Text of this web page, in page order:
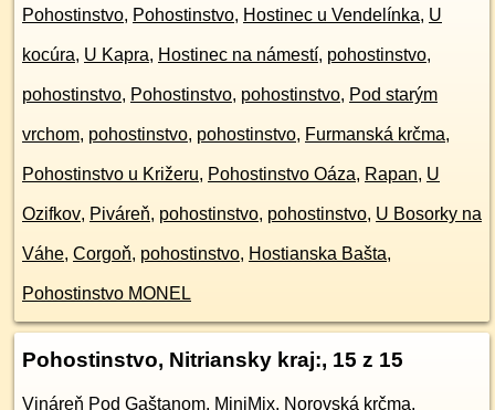
Pohostinstvo, Pohostinstvo, Hostinec u Vendelínka, U
kocúra, U Kapra, Hostinec na námestí, pohostinstvo,
pohostinstvo, Pohostinstvo, pohostinstvo, Pod starým
vrchom, pohostinstvo, pohostinstvo, Furmanská krčma,
Pohostinstvo u Križeru, Pohostinstvo Oáza, Rapan, U
Ozifkov, Piváreň, pohostinstvo, pohostinstvo, U Bosorky na
Váhe, Corgoň, pohostinstvo, Hostianska Bašta,
Pohostinstvo MONEL
Pohostinstvo, Nitriansky kraj:, 15 z 15
Vináreň Pod Gaštanom, MiniMix, Norovská krčma,